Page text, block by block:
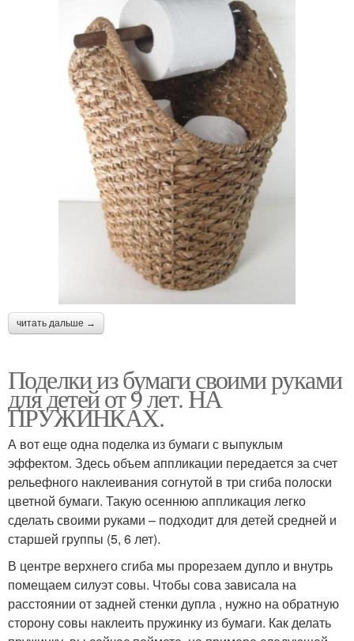
читать дальше →
Поделки из бумаги своими руками
для детей от 9 лет. НА
ПРУЖИНКАХ.
А вот еще одна поделка из бумаги с выпуклым
эффектом. Здесь объем аппликации передается за счет
рельефного наклеивания согнутой в три сгиба полоски
цветной бумаги. Такую осеннюю аппликация легко
сделать своими руками – подходит для детей средней и
старшей группы (5, 6 лет).
В центре верхнего сгиба мы прорезаем дупло и внутрь
помещаем силуэт совы. Чтобы сова зависала на
расстоянии от задней стенки дупла , нужно на обратную
сторону совы наклеить пружинку из бумаги. Как делать